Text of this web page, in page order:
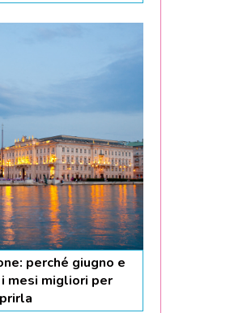
perché giugno e
mesi migliori per